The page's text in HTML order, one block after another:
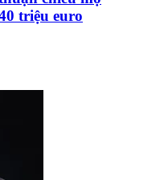
triệu euro